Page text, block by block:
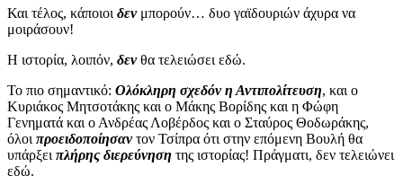
Και τέλος, κάποιοι δενμπορούν… δυο γαϊδουριών άχυρα να
μοιράσουν!
Η ιστορία, λοιπόν, δενθα τελειώσει εδώ.
Το πιο σημαντικό: Ολόκληρη σχεδόν η Αντιπολίτευση, και ο
Κυριάκος Μητσοτάκης και ο Μάκης Βορίδης και η Φώφη
Γενηματά και ο Ανδρέας Λοβέρδος και ο Σταύρος Θοδωράκης,
όλοι προειδοποίησαντον Τσίπρα ότι στην επόμενη Βουλή θα
υπάρξει πλήρης διερεύνηση της ιστορίας! Πράγματι, δεν τελειώνει
εδώ.